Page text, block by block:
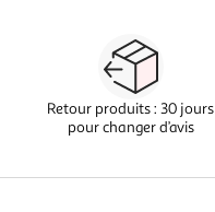
Retour produits : 30 jours
pour changer d’avis